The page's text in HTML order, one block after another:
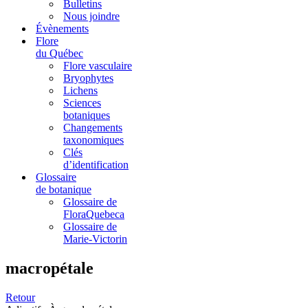
Bulletins
Nous joindre
Évènements
Flore
du Québec
Flore vasculaire
Bryophytes
Lichens
Sciences
botaniques
Changements
taxonomiques
Clés
d’identification
Glossaire
de botanique
Glossaire de
FloraQuebeca
Glossaire de
Marie-Victorin
macropétale
Retour